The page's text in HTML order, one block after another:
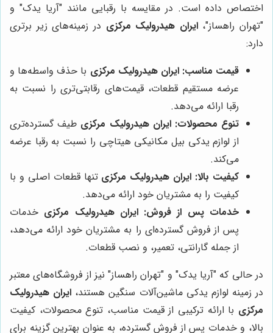
اختصاص داده است. در مقایسه با رقبایی مانند "آریا یدک" و
"تهران راهساز"،ایران هیدرولیک مرکزی در زمینه‌های زیر برتری
دارد:
قیمت مناسب: ایران هیدرولیک مرکزی با حذف واسطه‌ها و
عرضه مستقیم قطعات، قیمت‌های رقابتی‌تری را نسبت به
رقبا ارائه می‌دهد.
تنوع محصولات: ایران هیدرولیک مرکزی طیف گسترده‌تری
از لوازم یدکی بیل مکانیکی هیتاچی را نسبت به رقبا عرضه
می‌کند.
کیفیت بالا: ایران هیدرولیک مرکزی تنها قطعات اصلی و با
کیفیت را به مشتریان خود ارائه می‌دهد.
خدمات پس از فروش: ایران هیدرولیک مرکزی خدمات
پس از فروش گسترده‌ای را به مشتریان خود ارائه می‌دهد،
از جمله گارانتی، تعمیر، و نصب قطعات.
در حالی که "آریا یدک" و "تهران راهساز" نیز از فروشگاه‌های معتبر
در زمینه لوازم یدکی ماشین‌آلات سنگین هستند، ایران هیدرولیک
مرکزی با ارائه ترکیبی از قیمت مناسب، تنوع محصولات، کیفیت
بالا، و خدمات پس از فروش گسترده، به عنوان بهترین گزینه برای